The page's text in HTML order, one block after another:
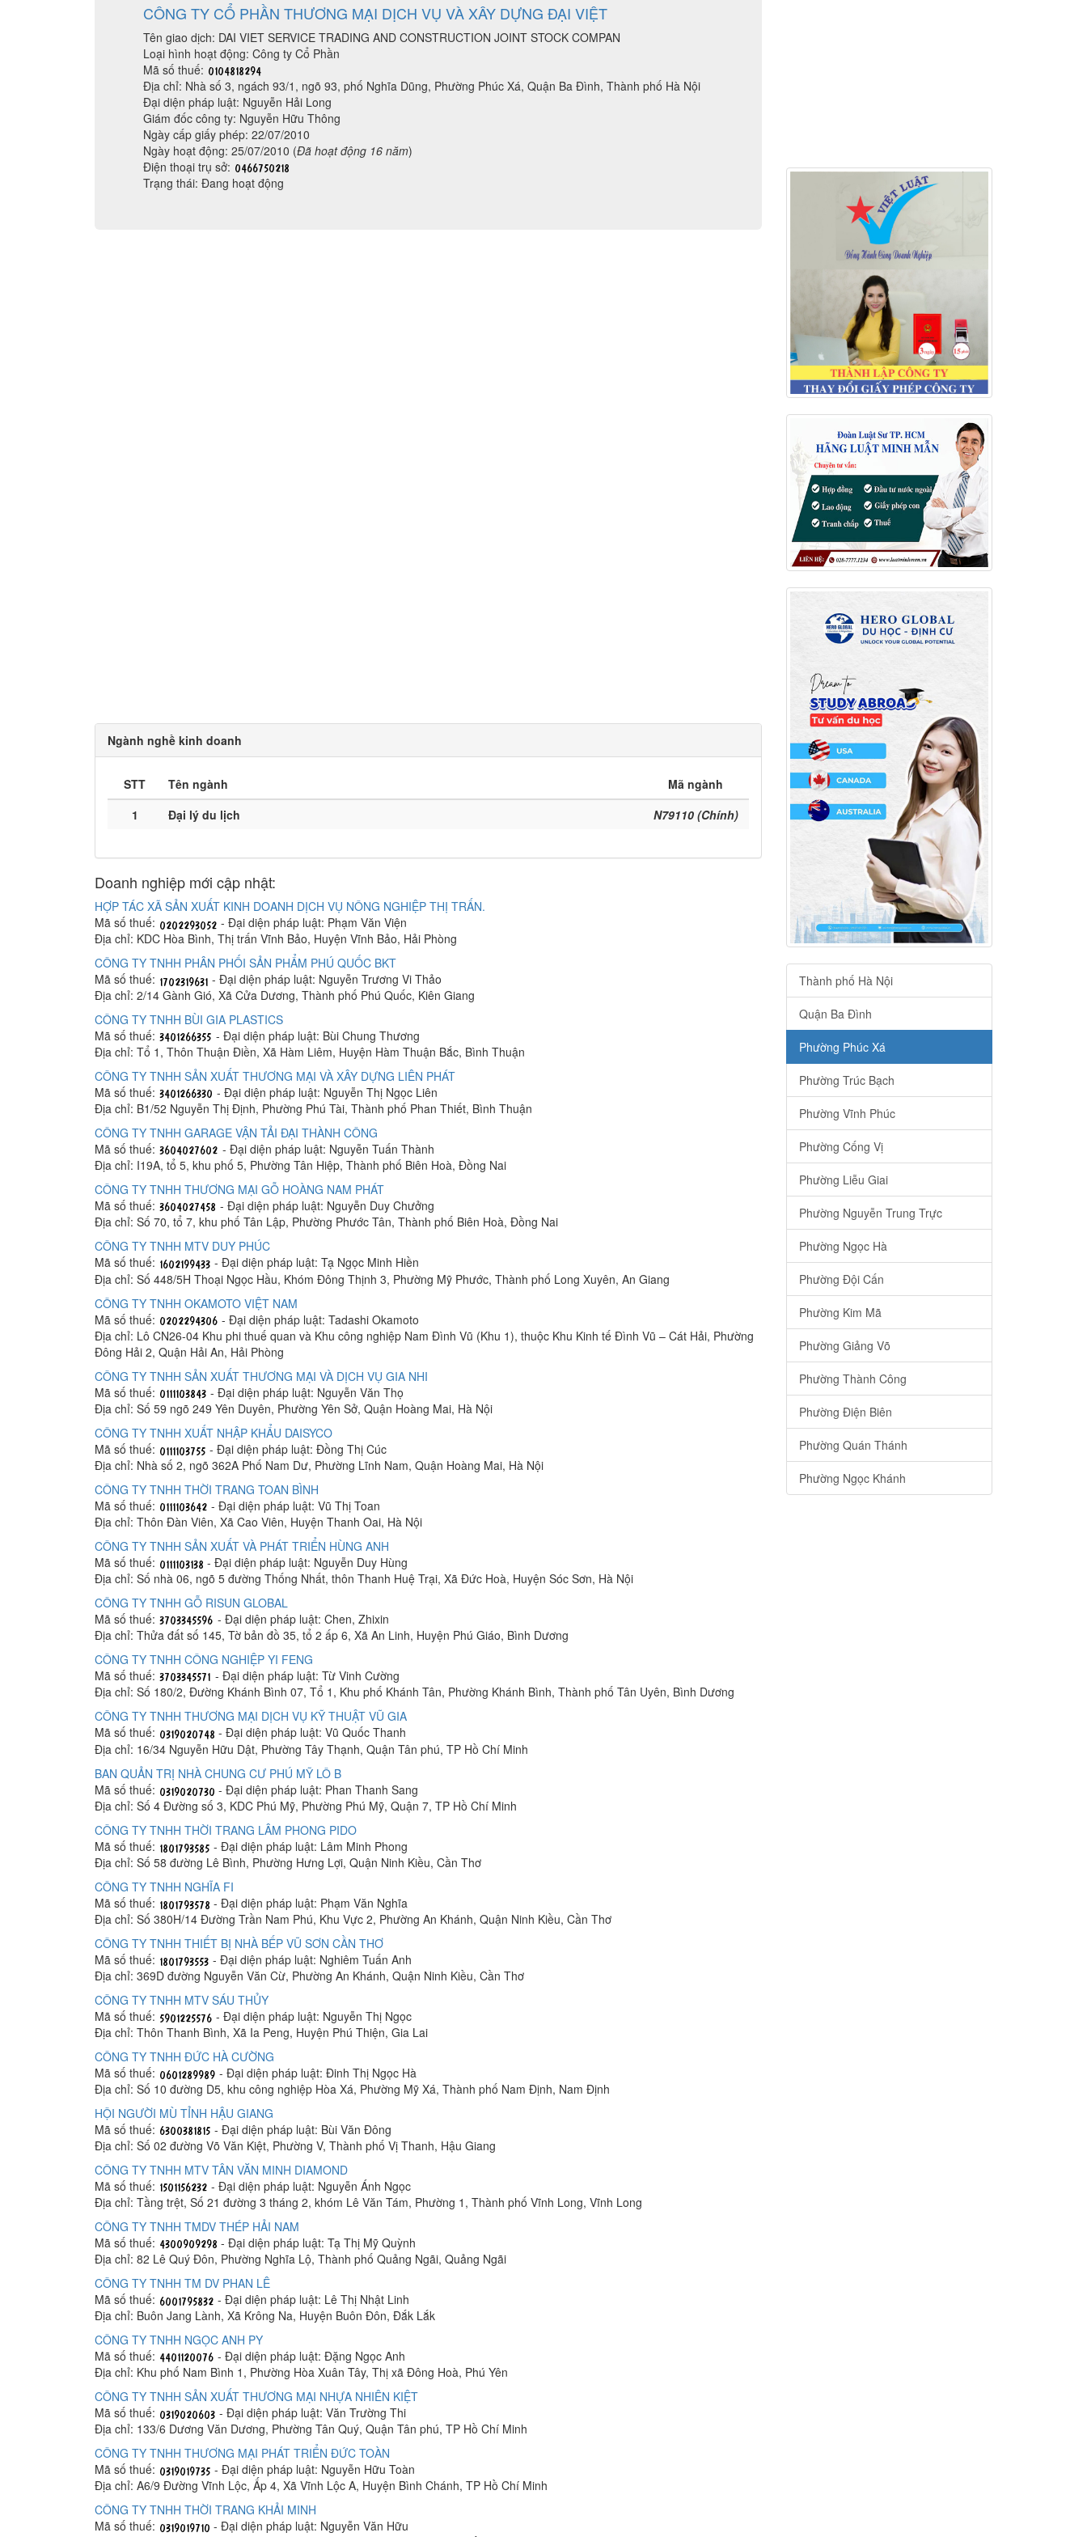
CÔNG TY CỔ PHẦN THƯƠNG MẠI DỊCH VỤ VÀ XÂY DỰNG ĐẠI VIỆT
Tên giao dịch: DAI VIET SERVICE TRADING AND CONSTRUCTION JOINT STOCK COMPAN
Loại hình hoạt động: Công ty Cổ Phần
Mã số thuế:
Địa chỉ: Nhà số 3, ngách 93/1, ngõ 93, phố Nghĩa Dũng, Phường Phúc Xá, Quận Ba Đình, Thành phố Hà Nội
Đại diện pháp luật: Nguyễn Hải Long
Giám đốc công ty: Nguyễn Hữu Thông
Ngày cấp giấy phép: 22/07/2010
Ngày hoạt động: 25/07/2010 (Đã hoạt động 16 năm)
Điện thoại trụ sở:
Trạng thái: Đang hoạt động
Ngành nghề kinh doanh
STT Tên ngành
Mã ngành
1
Đại lý du lịch N79110 (Chính)
Doanh nghiệp mới cập nhật:
HỢP TÁC XÃ SẢN XUẤT KINH DOANH DỊCH VỤ NÔNG NGHIỆP THỊ TRẤN.
Mã số thuế:
- Đại diện pháp luật: Phạm Văn Viện
Địa chỉ: KDC Hòa Bình, Thị trấn Vĩnh Bảo, Huyện Vĩnh Bảo, Hải Phòng
CÔNG TY TNHH PHÂN PHỐI SẢN PHẨM PHÚ QUỐC BKT
Mã số thuế:
- Đại diện pháp luật: Nguyễn Trương Vi Thảo
Địa chỉ: 2/14 Gành Gió, Xã Cửa Dương, Thành phố Phú Quốc, Kiên Giang
CÔNG TY TNHH BÙI GIA PLASTICS
Mã số thuế:
- Đại diện pháp luật: Bùi Chung Thương
Địa chỉ: Tổ 1, Thôn Thuận Điền, Xã Hàm Liêm, Huyện Hàm Thuận Bắc, Bình Thuận
CÔNG TY TNHH SẢN XUẤT THƯƠNG MẠI VÀ XÂY DỰNG LIÊN PHÁT
Mã số thuế:
- Đại diện pháp luật: Nguyễn Thị Ngọc Liên
Địa chỉ: B1/52 Nguyễn Thị Định, Phường Phú Tài, Thành phố Phan Thiết, Bình Thuận
CÔNG TY TNHH GARAGE VẬN TẢI ĐẠI THÀNH CÔNG
Mã số thuế:
- Đại diện pháp luật: Nguyễn Tuấn Thành
Địa chỉ: I19A, tổ 5, khu phố 5, Phường Tân Hiệp, Thành phố Biên Hoà, Đồng Nai
CÔNG TY TNHH THƯƠNG MẠI GỖ HOÀNG NAM PHÁT
Mã số thuế:
- Đại diện pháp luật: Nguyễn Duy Chưởng
Địa chỉ: Số 70, tổ 7, khu phố Tân Lập, Phường Phước Tân, Thành phố Biên Hoà, Đồng Nai
CÔNG TY TNHH MTV DUY PHÚC
Mã số thuế:
- Đại diện pháp luật: Tạ Ngọc Minh Hiền
Địa chỉ: Số 448/5H Thoại Ngọc Hầu, Khóm Đông Thịnh 3, Phường Mỹ Phước, Thành phố Long Xuyên, An Giang
CÔNG TY TNHH OKAMOTO VIỆT NAM
Mã số thuế:
- Đại diện pháp luật: Tadashi Okamoto
Địa chỉ: Lô CN26-04 Khu phi thuế quan và Khu công nghiệp Nam Đình Vũ (Khu 1), thuộc Khu Kinh tế Đình Vũ – Cát Hải, Phường
Đông Hải 2, Quận Hải An, Hải Phòng
CÔNG TY TNHH SẢN XUẤT THƯƠNG MẠI VÀ DỊCH VỤ GIA NHI
Mã số thuế:
- Đại diện pháp luật: Nguyễn Văn Thọ
Địa chỉ: Số 59 ngõ 249 Yên Duyên, Phường Yên Sở, Quận Hoàng Mai, Hà Nội
CÔNG TY TNHH XUẤT NHẬP KHẨU DAISYCO
Mã số thuế:
- Đại diện pháp luật: Đồng Thị Cúc
Địa chỉ: Nhà số 2, ngõ 362A Phố Nam Dư, Phường Lĩnh Nam, Quận Hoàng Mai, Hà Nội
CÔNG TY TNHH THỜI TRANG TOAN BÌNH
Mã số thuế:
- Đại diện pháp luật: Vũ Thị Toan
Địa chỉ: Thôn Đàn Viên, Xã Cao Viên, Huyện Thanh Oai, Hà Nội
CÔNG TY TNHH SẢN XUẤT VÀ PHÁT TRIỂN HÙNG ANH
Mã số thuế:
- Đại diện pháp luật: Nguyễn Duy Hùng
Địa chỉ: Số nhà 06, ngõ 5 đường Thống Nhất, thôn Thanh Huệ Trại, Xã Đức Hoà, Huyện Sóc Sơn, Hà Nội
CÔNG TY TNHH GỖ RISUN GLOBAL
Mã số thuế:
- Đại diện pháp luật: Chen, Zhixin
Địa chỉ: Thửa đất số 145, Tờ bản đồ 35, tổ 2 ấp 6, Xã An Linh, Huyện Phú Giáo, Bình Dương
CÔNG TY TNHH CÔNG NGHIỆP YI FENG
Mã số thuế:
- Đại diện pháp luật: Từ Vinh Cường
Địa chỉ: Số 180/2, Đường Khánh Bình 07, Tổ 1, Khu phố Khánh Tân, Phường Khánh Bình, Thành phố Tân Uyên, Bình Dương
CÔNG TY TNHH THƯƠNG MẠI DỊCH VỤ KỸ THUẬT VŨ GIA
Mã số thuế:
- Đại diện pháp luật: Vũ Quốc Thanh
Địa chỉ: 16/34 Nguyễn Hữu Dật, Phường Tây Thạnh, Quận Tân phú, TP Hồ Chí Minh
BAN QUẢN TRỊ NHÀ CHUNG CƯ PHÚ MỸ LÔ B
Mã số thuế:
- Đại diện pháp luật: Phan Thanh Sang
Địa chỉ: Số 4 Đường số 3, KDC Phú Mỹ, Phường Phú Mỹ, Quận 7, TP Hồ Chí Minh
CÔNG TY TNHH THỜI TRANG LÂM PHONG PIDO
Mã số thuế:
- Đại diện pháp luật: Lâm Minh Phong
Địa chỉ: Số 58 đường Lê Bình, Phường Hưng Lợi, Quận Ninh Kiều, Cần Thơ
CÔNG TY TNHH NGHĨA FI
Mã số thuế:
- Đại diện pháp luật: Phạm Văn Nghĩa
Địa chỉ: Số 380H/14 Đường Trần Nam Phú, Khu Vực 2, Phường An Khánh, Quận Ninh Kiều, Cần Thơ
CÔNG TY TNHH THIẾT BỊ NHÀ BẾP VŨ SƠN CẦN THƠ
Mã số thuế:
- Đại diện pháp luật: Nghiêm Tuấn Anh
Địa chỉ: 369D đường Nguyễn Văn Cừ, Phường An Khánh, Quận Ninh Kiều, Cần Thơ
CÔNG TY TNHH MTV SÁU THỦY
Mã số thuế:
- Đại diện pháp luật: Nguyễn Thị Ngọc
Địa chỉ: Thôn Thanh Bình, Xã Ia Peng, Huyện Phú Thiện, Gia Lai
CÔNG TY TNHH ĐỨC HÀ CƯỜNG
Mã số thuế:
- Đại diện pháp luật: Đinh Thị Ngọc Hà
Địa chỉ: Số 10 đường D5, khu công nghiệp Hòa Xá, Phường Mỹ Xá, Thành phố Nam Định, Nam Định
HỘI NGƯỜI MÙ TỈNH HẬU GIANG
Mã số thuế:
- Đại diện pháp luật: Bùi Văn Đông
Địa chỉ: Số 02 đường Võ Văn Kiệt, Phường V, Thành phố Vị Thanh, Hậu Giang
CÔNG TY TNHH MTV TÂN VĂN MINH DIAMOND
Mã số thuế:
- Đại diện pháp luật: Nguyễn Ánh Ngọc
Địa chỉ: Tầng trệt, Số 21 đường 3 tháng 2, khóm Lê Văn Tám, Phường 1, Thành phố Vĩnh Long, Vĩnh Long
CÔNG TY TNHH TMDV THÉP HẢI NAM
Mã số thuế:
- Đại diện pháp luật: Tạ Thị Mỹ Quỳnh
Địa chỉ: 82 Lê Quý Đôn, Phường Nghĩa Lộ, Thành phố Quảng Ngãi, Quảng Ngãi
CÔNG TY TNHH TM DV PHAN LÊ
Mã số thuế:
- Đại diện pháp luật: Lê Thị Nhật Linh
Địa chỉ: Buôn Jang Lành, Xã Krông Na, Huyện Buôn Đôn, Đắk Lắk
CÔNG TY TNHH NGỌC ANH PY
Mã số thuế:
- Đại diện pháp luật: Đặng Ngọc Anh
Địa chỉ: Khu phố Nam Bình 1, Phường Hòa Xuân Tây, Thị xã Đông Hoà, Phú Yên
CÔNG TY TNHH SẢN XUẤT THƯƠNG MẠI NHỰA NHIÊN KIỆT
Mã số thuế:
- Đại diện pháp luật: Văn Trường Thi
Địa chỉ: 133/6 Dương Văn Dương, Phường Tân Quý, Quận Tân phú, TP Hồ Chí Minh
CÔNG TY TNHH THƯƠNG MẠI PHÁT TRIỂN ĐỨC TOÀN
Mã số thuế:
- Đại diện pháp luật: Nguyễn Hữu Toàn
Địa chỉ: A6/9 Đường Vĩnh Lộc, Ấp 4, Xã Vĩnh Lộc A, Huyện Bình Chánh, TP Hồ Chí Minh
CÔNG TY TNHH THỜI TRANG KHẢI MINH
Mã số thuế:
- Đại diện pháp luật: Nguyễn Văn Hữu
Thành phố Hà Nội
Quận Ba Đình
Phường Phúc Xá
Phường Trúc Bạch
Phường Vĩnh Phúc
Phường Cống Vị
Phường Liễu Giai
Phường Nguyễn Trung Trực
Phường Ngọc Hà
Phường Đội Cấn
Phường Kim Mã
Phường Giảng Võ
Phường Thành Công
Phường Điện Biên
Phường Quán Thánh
Phường Ngọc Khánh